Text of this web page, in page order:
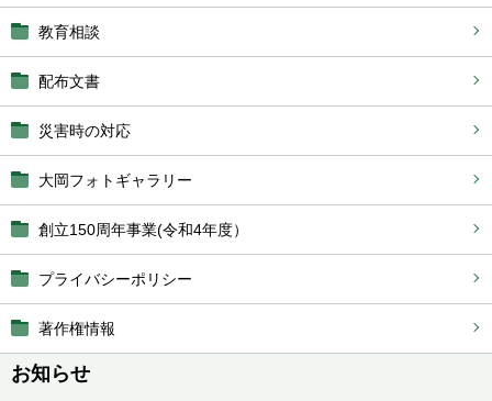
教育相談
配布文書
災害時の対応
大岡フォトギャラリー
創立150周年事業(令和4年度）
プライバシーポリシー
著作権情報
お知らせ